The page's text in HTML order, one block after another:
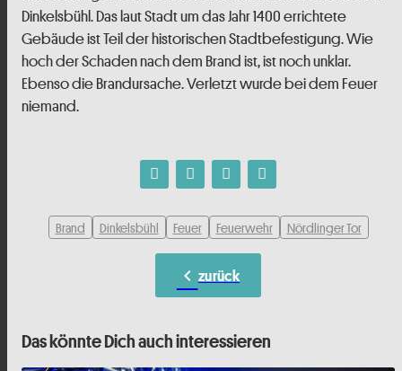
Dinkelsbühl. Das laut Stadt um das Jahr 1400 errichtete
Gebäude ist Teil der historischen Stadtbefestigung. Wie
hoch der Schaden nach dem Brand ist, ist noch unklar.
Ebenso die Brandursache. Verletzt wurde bei dem Feuer
niemand.
Brand Dinkelsbühl Feuer Feuerwehr Nördlinger Tor
chevron_left zurück
Das könnte Dich auch interessieren